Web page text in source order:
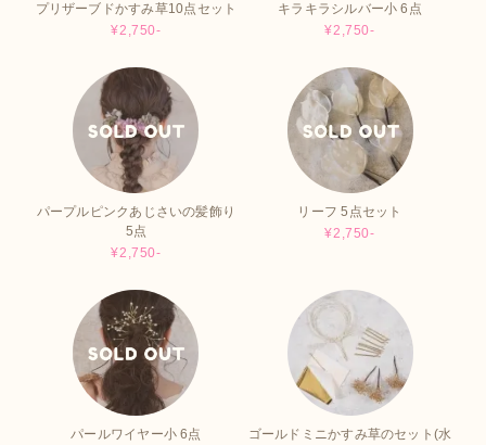
プリザーブドかすみ草10点セット
¥2,750-
キラキラシルバー小 6点
¥2,750-
パープルピンクあじさいの髪飾り
5点
¥2,750-
リーフ 5点セット
¥2,750-
パールワイヤー小 6点
ゴールドミニかすみ草のセット(水